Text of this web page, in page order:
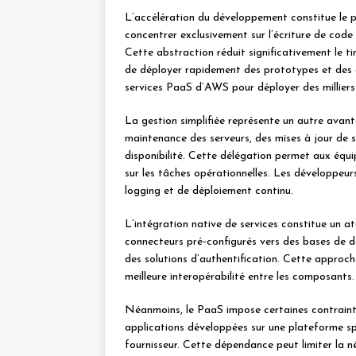
L’accélération du développement constitue le
concentrer exclusivement sur l’écriture de
Cette abstraction réduit significativement le
de déployer rapidement des prototypes et
services PaaS d’AWS pour déployer des
La gestion simplifiée représente un autre
maintenance des serveurs, des mises à jour
disponibilité. Cette délégation permet aux
sur les tâches opérationnelles. Les
logging et de déploiement continu.
L’intégration native de services constitue un
connecteurs pré-configurés vers des bases de
des solutions d’authentification. Cette
meilleure interopérabilité entre les composants.
Néanmoins, le PaaS impose certaines
applications développées sur une plateforme
fournisseur. Cette dépendance peut limiter la